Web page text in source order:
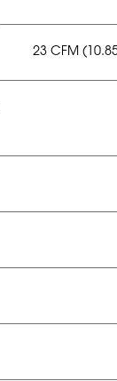
23 CFM